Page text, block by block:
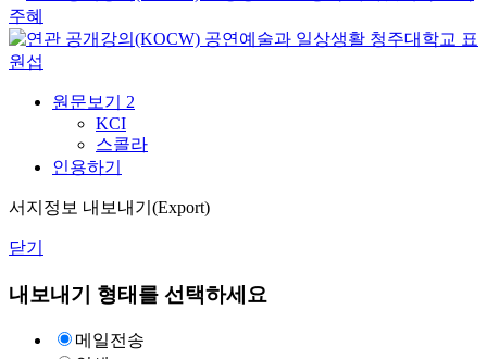
주혜
공연예술과 일상생활 청주대학교 표
원섭
원문보기 2
KCI
스콜라
인용하기
서지정보 내보내기(Export)
닫기
내보내기 형태를 선택하세요
메일전송